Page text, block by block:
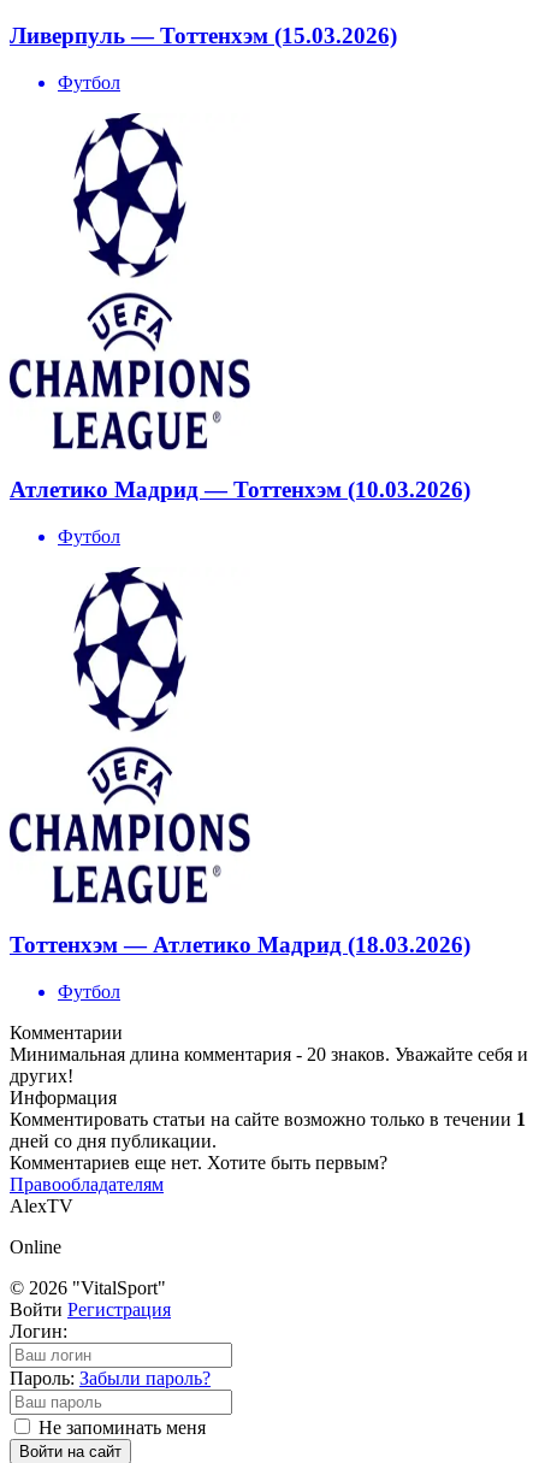
Ливерпуль — Тоттенхэм (15.03.2026)
Футбол
Атлетико Мадрид — Тоттенхэм (10.03.2026)
Футбол
Тоттенхэм — Атлетико Мадрид (18.03.2026)
Футбол
Комментарии
Минимальная длина комментария - 20 знаков. Уважайте себя и
других!
Информация
Комментировать статьи на сайте возможно только в течении 1
дней со дня публикации.
Комментариев еще нет. Хотите быть первым?
Правообладателям
AlexTV
Online
© 2026 "VitalSport"
Войти Регистрация
Логин:
Пароль: Забыли пароль?
Не запоминать меня
Войти на сайт